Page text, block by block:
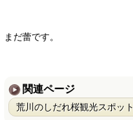
まだ蕾です。
関連ページ
荒川のしだれ桜観光スポット